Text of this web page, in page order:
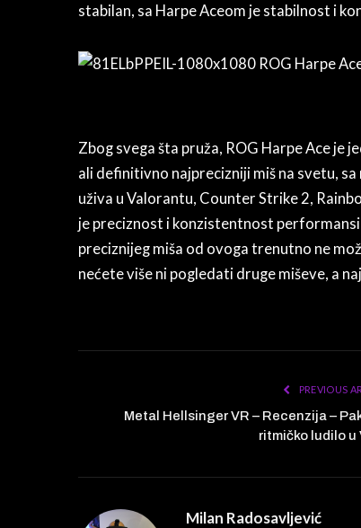
stabilan, sa Harpe Aceom je stabilnost i
Zbog svega šta pruža, ROG Harpe Ace je
ali definitivno najprecizniji miš na svetu,
uživa u Valorantu, Counter Strike 2,
je preciznost i konzistentnost performansi
preciznijeg miša od ovoga trenutno ne
nećete više ni pogledati druge miševe, a
PREVIOUS
Metal Hellsinger VR – Recenzija –
ritmičko ludilo u
Milan Radosavljević